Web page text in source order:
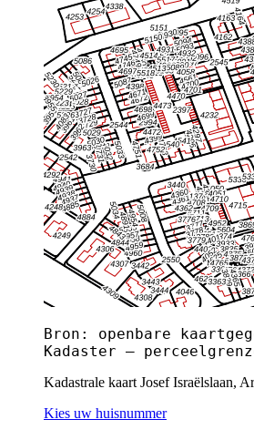
Bron: openbare
Kadaster —
Kadastrale kaart Josef Israëlslaan,
Kies uw huisnummer